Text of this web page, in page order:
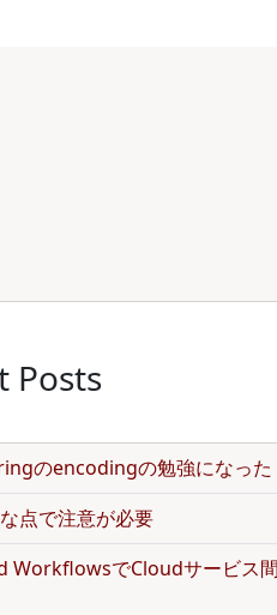
Posts
のencodingの勉強になった
点で注意が必要
WorkflowsでCloudサービス間